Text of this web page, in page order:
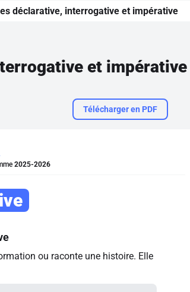
déclarative, interrogative et impérative
et impérative
Télécharger en PDF
2025-2026
ou raconte une histoire. Elle